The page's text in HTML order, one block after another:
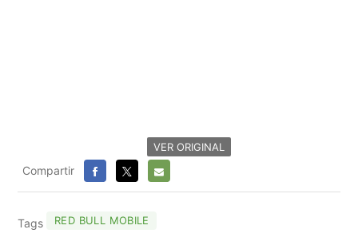
VER ORIGINAL
Compartir
FACEBOOK
X
E-
Tags RED BULL MOBILE